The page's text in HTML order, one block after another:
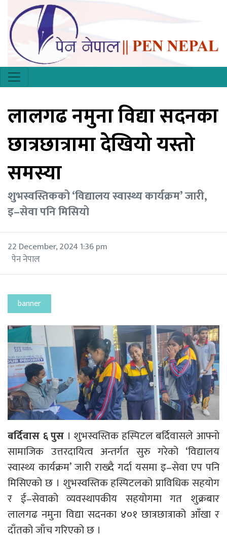
लालगढ नमुना विद्या सदनका
छात्रछात्रामा देखियो यस्तो
समस्या
शुभस्वस्तिकको ‘विद्यालय स्वास्थ्य कार्यक्रम’ जारी,
इ–सेवा पनि मिसियो
22 December, 2024 1:36 pm
पेन नेपाल
banner
बर्दिवास ६ पुस । शुभस्वस्तिक हस्पिटल बर्दिवासले आफ्नो
सामाजिक उत्तरदायित्व अन्तर्गत सुरु गरेको ‘विद्यालय
स्वास्थ्य कार्यक्रम’ जारी राख्दै गर्दा यसमा इ–सेवा एप पनि
मिसिएको छ । शुभस्वस्तिक हस्पिटलको प्राविधिक सहयोग
र ई–सेवाको व्यवस्थापकीय सहयोगमा गत शुक्रबार
लालगढ नमुना विद्या सदनका ४०१ छात्रछात्राको आँखा र
दाँतको जाँच गरिएको छ ।